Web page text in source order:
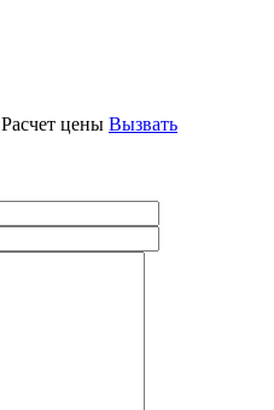
Расчет цены Вызвать